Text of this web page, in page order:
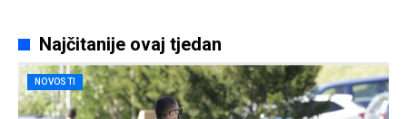
Najčitanije ovaj tjedan
NOVOSTI